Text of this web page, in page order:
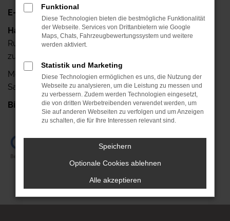
E-Mail:
info@autohaus-ruehlemann.de
Haben Sie noch Fragen?
Rufen Sie uns doch einfach an, wir stehen Ihnen gerne
zur Verfügung.
Mo.- Fr.: 7.00 Uhr bis 18.00 Uhr
Sa.: 08.00 Uhr bis 13.00 Uhr
Bis gleich! +49 341-42640-0
Funktional
Diese Technologien bieten die bestmögliche Funktionalität
der Webseite. Services von Drittanbietern wie Google
Maps, Chats, Fahrzeugbewertungssystem und weitere
werden aktiviert.
Statistik und Marketing
Diese Technologien ermöglichen es uns, die Nutzung der
Webseite zu analysieren, um die Leistung zu messen und
zu verbessern. Zudem werden Technologien eingesetzt,
die von dritten Werbetreibenden verwendet werden, um
Sie auf anderen Webseiten zu verfolgen und um Anzeigen
zu schalten, die für Ihre Interessen relevant sind.
Speichern
Optionale Cookies ablehnen
Alle akzeptieren